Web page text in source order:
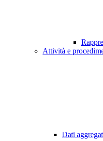
Attività e
Dati